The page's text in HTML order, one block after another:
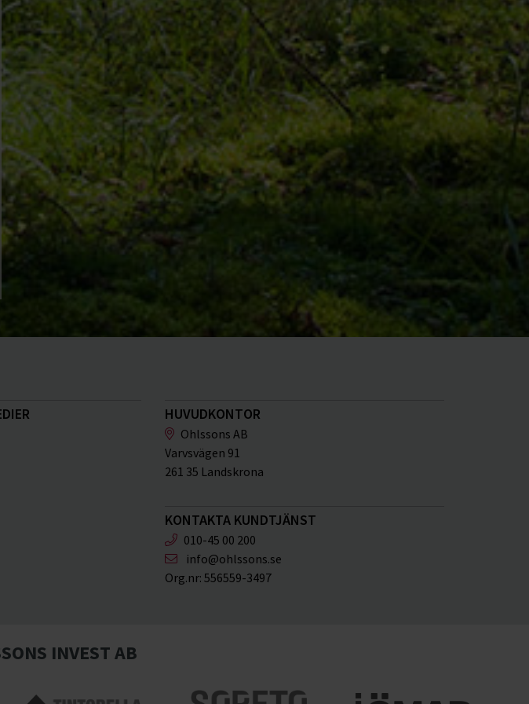
HUVUDKONTOR
Ohlssons AB
Varvsvägen 91
261 35 Landskrona
KONTAKTA KUNDTJÄNST
010-45 00 200
info@ohlssons.se
Org.nr: 556559-3497
INVEST AB